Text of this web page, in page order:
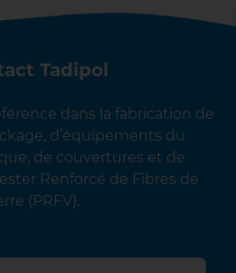
Tadipol
dans la fabrication de
d’équipements du
de couvertures et de
Renforcé de Fibres de
(PRFV).